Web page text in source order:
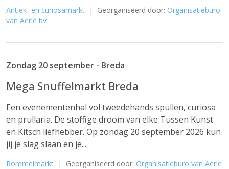
Antiek- en curiosamarkt | Georganiseerd door: Organisatieburo
van Aerle bv
Zondag 20 september - Breda
Mega Snuffelmarkt Breda
Een evenementenhal vol tweedehands spullen, curiosa
en prullaria. De stoffige droom van elke Tussen Kunst
en Kitsch liefhebber. Op zondag 20 september 2026 kun
jij je slag slaan en je...
Rommelmarkt | Georganiseerd door: Organisatieburo van Aerle